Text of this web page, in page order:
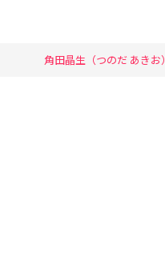
角田晶生（つのだ あきお）